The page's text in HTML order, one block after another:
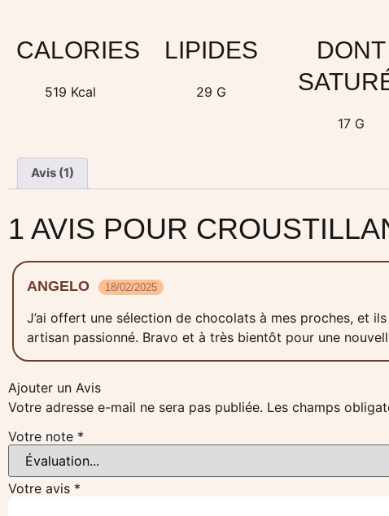
CALORIES
519 Kcal
LIPIDES
29 G
DONT
17 G
Avis (1)
1 AVIS POUR
ANGELO 18/02/2025
J’ai offert une sélection de chocolats à mes proches, et
artisan passionné. Bravo et à très bientôt pour une
Ajouter un Avis
Votre adresse e-mail ne sera pas publiée. Les champs
Votre note *
Votre avis *